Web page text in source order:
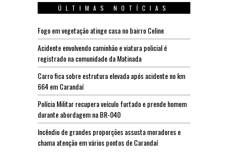
ÚLTIMAS NOTÍCIAS
Fogo em vegetação atinge casa no bairro Celine
Acidente envolvendo caminhão e viatura policial é
registrado na comunidade da Matinada
Carro fica sobre estrutura elevada após acidente no km
664 em Carandaí
Polícia Militar recupera veículo furtado e prende homem
durante abordagem na BR-040
Incêndio de grandes proporções assusta moradores e
chama atenção em vários pontos de Carandaí